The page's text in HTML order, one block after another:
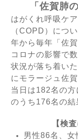
「佐賀肺
はがくれ呼吸ケ
（COPD ）につ
年から毎年「佐
コロナの影響で
状況が落ち着い
にモラージュ佐
当日は182名の方
のうち 176名の結
【検
男性86名、女